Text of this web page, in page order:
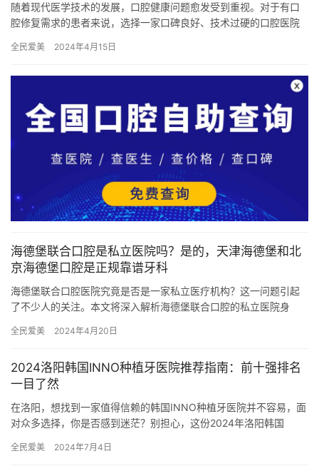
随着现代医学技术的发展，口腔健康问题愈发受到重视。对于有口
腔修复需求的患者来说，选择一家口碑良好、技术过硬的口腔医院
机构，…
全民爱美 2024年4月15日
海德堡联合口腔是私立医院吗？是的，天津海德堡和北
京海德堡口腔是正规靠谱牙科
海德堡联合口腔医院究竟是否是一家私立医疗机构？这一问题引起
了不少人的关注。本文将深入解析海德堡联合口腔的私立医院身
您齐全了…
全民爱美 2024年4月20日
2024洛阳韩国INNO种植牙医院推荐指南：前十强排名
一目了然
在洛阳，想找到一家值得信赖的韩国INNO种植牙医院并不容易，面
对众多选择，你是否感到迷茫？别担心，这份2024年洛阳韩国
全民爱美 2024年7月4日